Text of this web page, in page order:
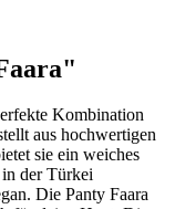
Kombination
aus hochwertigen
sie ein weiches
der Türkei
Die Panty Faara